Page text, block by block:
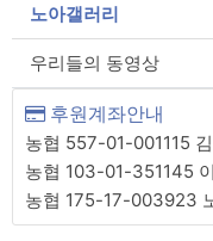
노아갤러리
우리들의 동영상
후원계좌안내
농협 557-01-001115
농협 103-01-351145
농협 175-17-003923